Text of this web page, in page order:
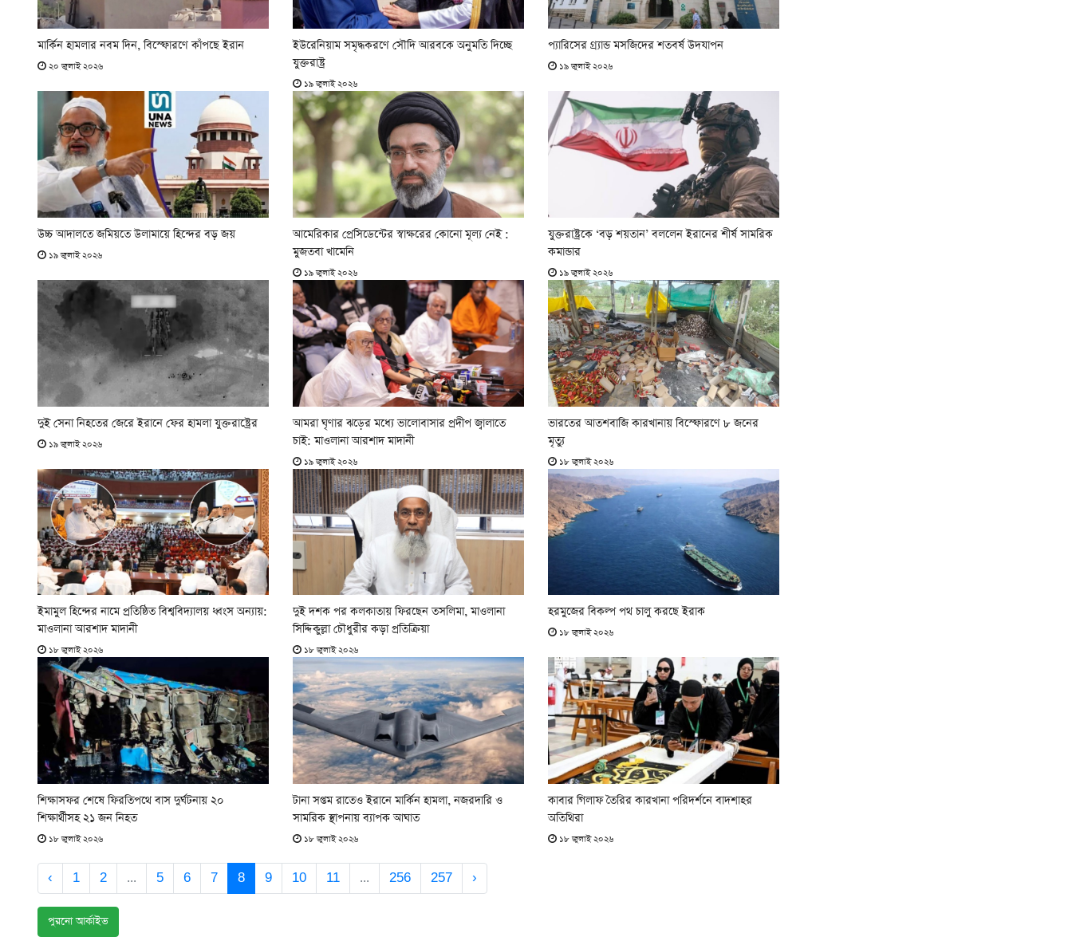
মার্কিন হামলার নবম দিন, বিস্ফোরণে কাঁপছে ইরান
২০ জুলাই ২০২৬
ইউরেনিয়াম সমৃদ্ধকরণে সৌদি আরবকে অনুমতি দিচ্ছে
যুক্তরাষ্ট্র
১৯ জুলাই ২০২৬
প্যারিসের গ্র্যান্ড মসজিদের শতবর্ষ উদযাপন
১৯ জুলাই ২০২৬
উচ্চ আদালতে জমিয়তে উলামায়ে হিন্দের বড় জয়
১৯ জুলাই ২০২৬
আমেরিকার প্রেসিডেন্টের স্বাক্ষরের কোনো মূল্য নেই :
মুজতবা খামেনি
১৯ জুলাই ২০২৬
যুক্তরাষ্ট্রকে ‘বড় শয়তান’ বললেন ইরানের শীর্ষ সামরিক
কমান্ডার
১৯ জুলাই ২০২৬
দুই সেনা নিহতের জেরে ইরানে ফের হামলা যুক্তরাষ্ট্রের
১৯ জুলাই ২০২৬
আমরা ঘৃণার ঝড়ের মধ্যে ভালোবাসার প্রদীপ জ্বালাতে
চাই: মাওলানা আরশাদ মাদানী
১৯ জুলাই ২০২৬
ভারতের আতশবাজি কারখানায় বিস্ফোরণে ৮ জনের
মৃত্যু
১৮ জুলাই ২০২৬
ইমামুল হিন্দের নামে প্রতিষ্ঠিত বিশ্ববিদ্যালয় ধ্বংস অন্যায়:
মাওলানা আরশাদ মাদানী
১৮ জুলাই ২০২৬
দুই দশক পর কলকাতায় ফিরছেন তসলিমা, মাওলানা
সিদ্দিকুল্লা চৌধুরীর কড়া প্রতিক্রিয়া
১৮ জুলাই ২০২৬
হরমুজের বিকল্প পথ চালু করছে ইরাক
১৮ জুলাই ২০২৬
শিক্ষাসফর শেষে ফিরতিপথে বাস দুর্ঘটনায় ২০
শিক্ষার্থীসহ ২১ জন নিহত
১৮ জুলাই ২০২৬
টানা সপ্তম রাতেও ইরানে মার্কিন হামলা, নজরদারি ও
সামরিক স্থাপনায় ব্যাপক আঘাত
১৮ জুলাই ২০২৬
কাবার গিলাফ তৈরির কারখানা পরিদর্শনে বাদশাহর
অতিথিরা
১৮ জুলাই ২০২৬
‹ 1 2 ... 5 6 7 8 9 10 11 ... 256 257 ›
পুরনো আর্কাইভ